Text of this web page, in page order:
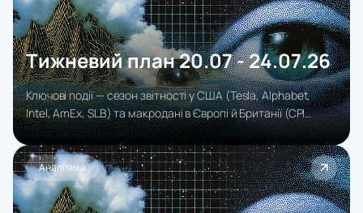
ребалансування.
Тижневий план 20.07 - 24.07.26
Ключові події — сезон звітності у США (Tesla, Alphabet,
Intel, AmEx, SLB) та макродані в Європі й Британії (CPI
Британії, засідання ЄЦБ, PMI). Очікування рекордні, тому
ринок жорстко карає за промахи, а головний тон задають
ніч середи та четвер.
Аналітика